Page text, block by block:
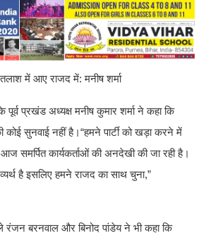
तलाश में आए राजद में: मनीष शर्मा
पूर्व प्रखंड अध्यक्ष मनीष कुमार शर्मा ने कहा कि
कोई सुनवाई नहीं है।“हमने पार्टी को खड़ा करने में
समर्पित कार्यकर्ताओं की अनदेखी की जा रही है।
है इसलिए हमने राजद का साथ चुना,”
रंजन बरनवाल और बिनोद पांडेय ने भी कहा कि